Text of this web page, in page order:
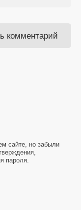
комментарий
сайте, но забыли
пароля.